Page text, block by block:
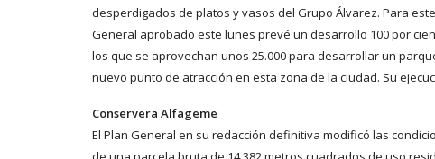
desperdigados de platos y vasos del Grupo Álvarez. Para
General aprobado este lunes prevé un desarrollo 100 por
los que se aprovechan unos 25.000 para desarrollar un
nuevo punto de atracción en esta zona de la ciudad. Su
Conservera Alfageme
El Plan General en su redacción definitiva modificó las